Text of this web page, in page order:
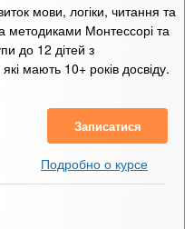
мови, логіки, читання та
методиками Монтессорі та
до 12 дітей з
мають 10+ років досвіду.
Записатися
Подробно о курсе